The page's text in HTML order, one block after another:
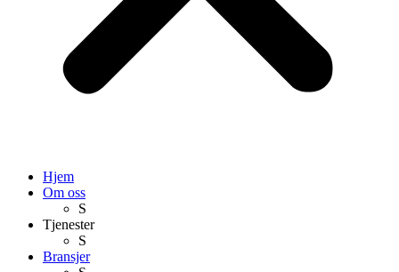
Hjem
Om oss
S
Tjenester
S
Bransjer